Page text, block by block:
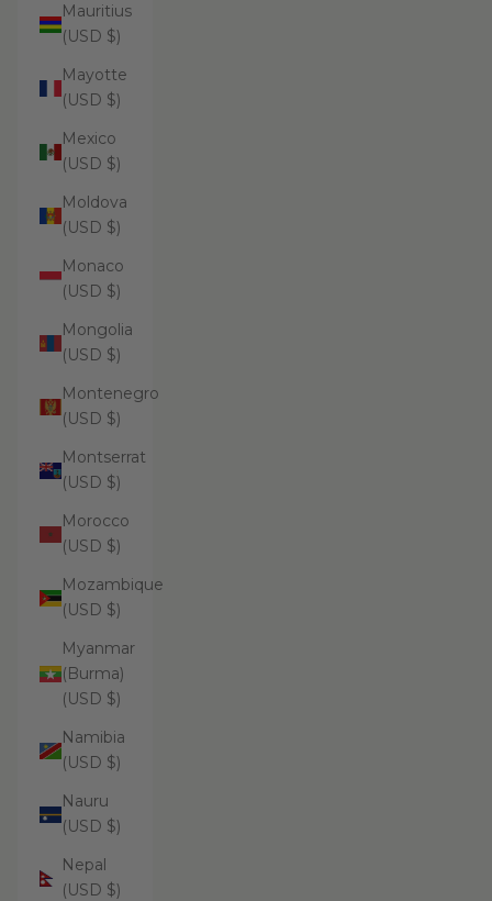
Mauritius
(USD $)
Mayotte
(USD $)
Mexico
(USD $)
Moldova
(USD $)
Monaco
(USD $)
Mongolia
(USD $)
Montenegro
(USD $)
Montserrat
(USD $)
Morocco
(USD $)
Mozambique
(USD $)
Myanmar
(Burma)
(USD $)
Namibia
(USD $)
Nauru
(USD $)
Nepal
(USD $)